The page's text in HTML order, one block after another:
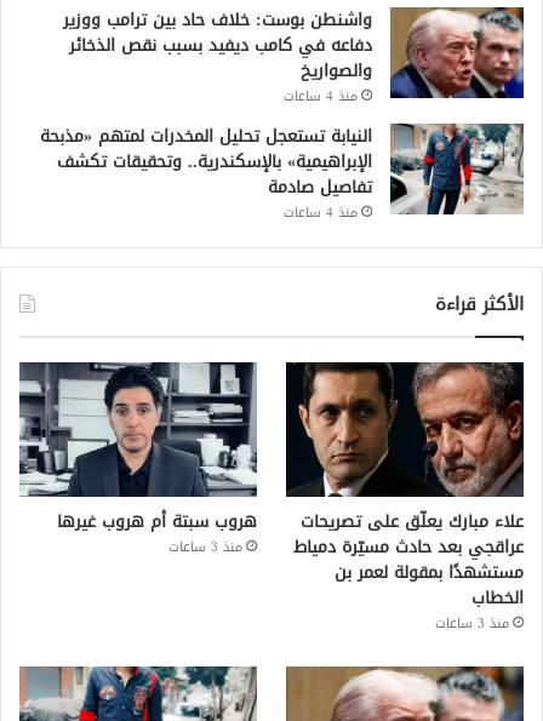
واشنطن بوست: خلاف حاد بين ترامب ووزير
دفاعه في كامب ديفيد بسبب نقص الذخائر
والصواريخ
منذ 4 ساعات
النيابة تستعجل تحليل المخدرات لمتهم «مذبحة
الإبراهيمية» بالإسكندرية.. وتحقيقات تكشف
تفاصيل صادمة
منذ 4 ساعات
الأكثر قراءة
علاء مبارك يعلّق على تصريحات
عراقجي بعد حادث مسيّرة دمياط
مستشهدًا بمقولة لعمر بن
الخطاب
منذ 3 ساعات
هروب سبتة أم هروب غيرها
منذ 3 ساعات